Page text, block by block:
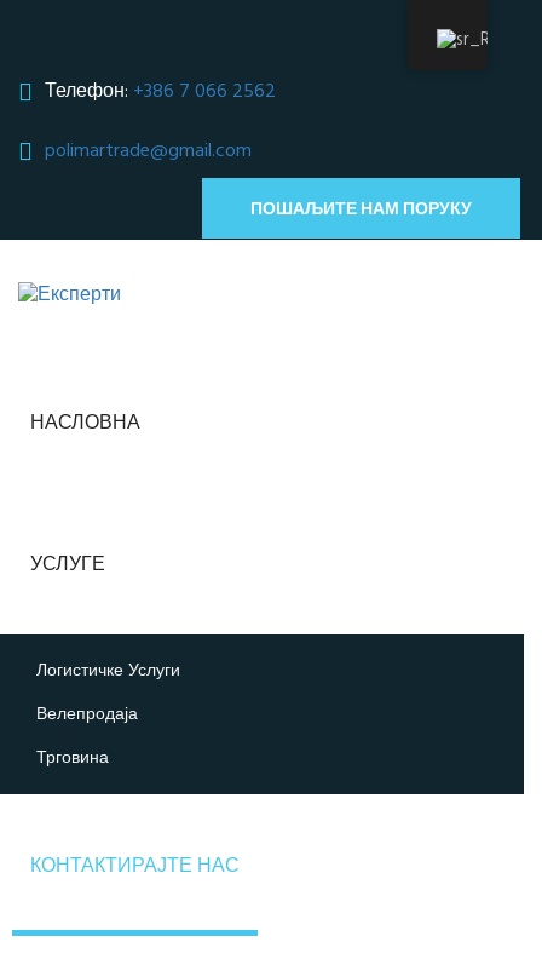
Телефон: +386 7 066 2562
polimartrade@gmail.com
ПОШАЉИТЕ НАМ ПОРУКУ
НАСЛОВНА
УСЛУГЕ
Логистичке Услуги
Велепродаја
Трговина
КОНТАКТИРАЈТЕ НАС